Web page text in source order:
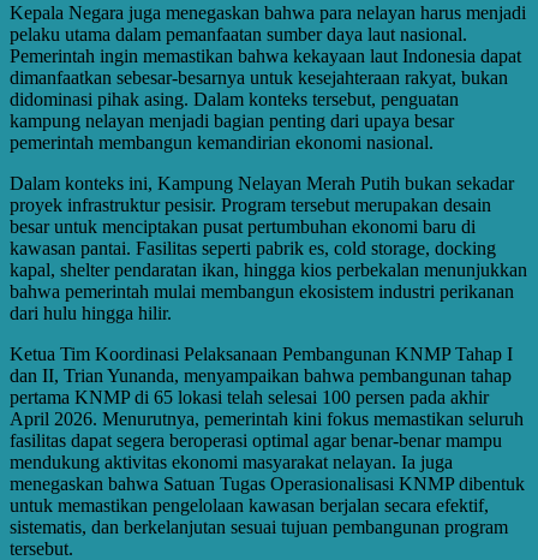
Kepala Negara juga menegaskan bahwa para nelayan harus menjadi
pelaku utama dalam pemanfaatan sumber daya laut nasional.
Pemerintah ingin memastikan bahwa kekayaan laut Indonesia dapat
dimanfaatkan sebesar-besarnya untuk kesejahteraan rakyat, bukan
didominasi pihak asing. Dalam konteks tersebut, penguatan
kampung nelayan menjadi bagian penting dari upaya besar
pemerintah membangun kemandirian ekonomi nasional.
Dalam konteks ini, Kampung Nelayan Merah Putih bukan sekadar
proyek infrastruktur pesisir. Program tersebut merupakan desain
besar untuk menciptakan pusat pertumbuhan ekonomi baru di
kawasan pantai. Fasilitas seperti pabrik es, cold storage, docking
kapal, shelter pendaratan ikan, hingga kios perbekalan menunjukkan
bahwa pemerintah mulai membangun ekosistem industri perikanan
dari hulu hingga hilir.
Ketua Tim Koordinasi Pelaksanaan Pembangunan KNMP Tahap I
dan II, Trian Yunanda, menyampaikan bahwa pembangunan tahap
pertama KNMP di 65 lokasi telah selesai 100 persen pada akhir
April 2026. Menurutnya, pemerintah kini fokus memastikan seluruh
fasilitas dapat segera beroperasi optimal agar benar-benar mampu
mendukung aktivitas ekonomi masyarakat nelayan. Ia juga
menegaskan bahwa Satuan Tugas Operasionalisasi KNMP dibentuk
untuk memastikan pengelolaan kawasan berjalan secara efektif,
sistematis, dan berkelanjutan sesuai tujuan pembangunan program
tersebut.